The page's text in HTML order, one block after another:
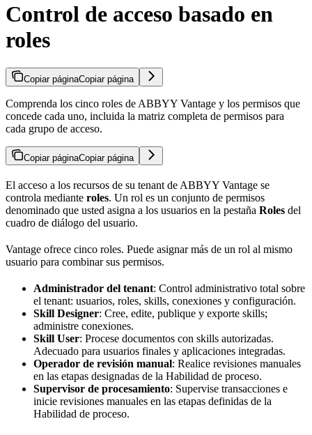
Control de acceso basado en
roles
Copiar páginaCopiar página
Comprenda los cinco roles de ABBYY Vantage y los permisos que
concede cada uno, incluida la matriz completa de permisos para
cada grupo de acceso.
Copiar páginaCopiar página
El acceso a los recursos de su tenant de ABBYY Vantage se
controla mediante roles. Un rol es un conjunto de permisos
denominado que usted asigna a los usuarios en la pestaña Roles del
cuadro de diálogo del usuario.
Vantage ofrece cinco roles. Puede asignar más de un rol al mismo
usuario para combinar sus permisos.
Administrador del tenant: Control administrativo total sobre
el tenant: usuarios, roles, skills, conexiones y configuración.
Skill Designer: Cree, edite, publique y exporte skills;
administre conexiones.
Skill User: Procese documentos con skills autorizadas.
Adecuado para usuarios finales y aplicaciones integradas.
Operador de revisión manual: Realice revisiones manuales
en las etapas designadas de la Habilidad de proceso.
Supervisor de procesamiento: Supervise transacciones e
inicie revisiones manuales en las etapas definidas de la
Habilidad de proceso.